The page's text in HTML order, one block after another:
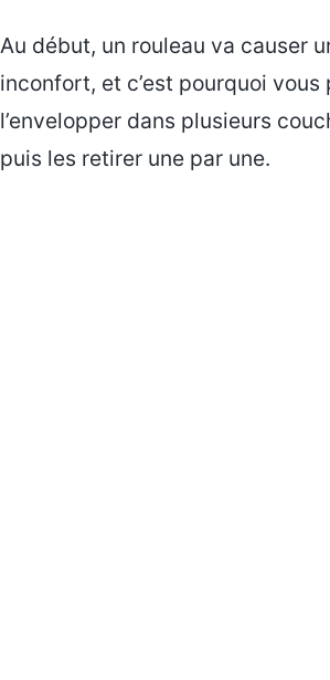
Au début, un rouleau va causer
inconfort, et c’est pourquoi vous
l’envelopper dans plusieurs
puis les retirer une par une.